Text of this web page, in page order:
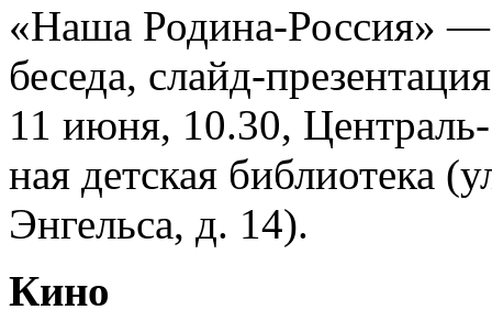
«Наша Родина-Россия» —
беседа, слайд-презентация
11 июня, 10.30, Централь-
ная детская библиотека
Энгельса, д. 14).
Кино